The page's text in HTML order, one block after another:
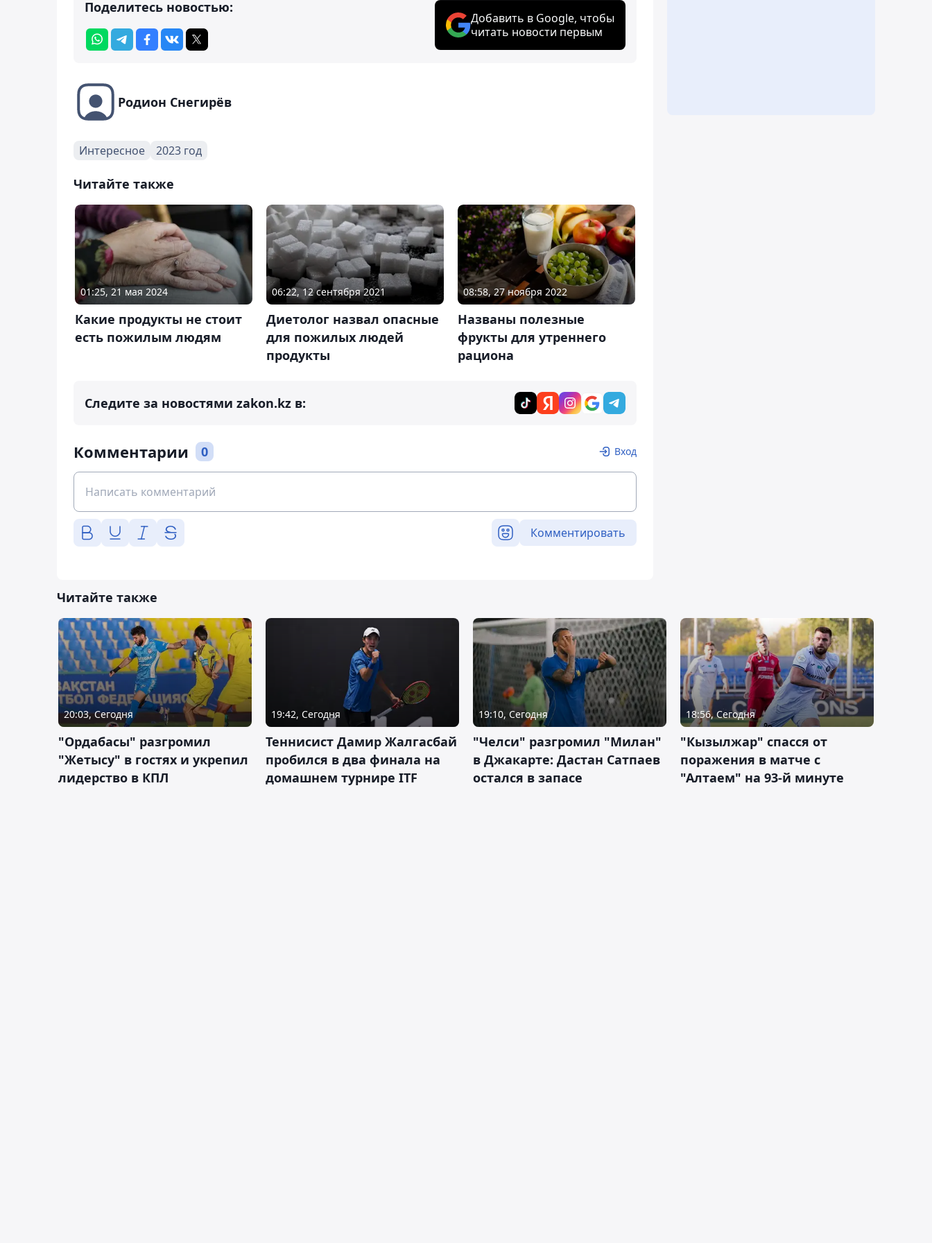
Поделитесь новостью:
Добавить в Google, чтобы
читать новости первым
Родион Снегирёв
Интересное 2023 год
Читайте также
01:25, 21 мая 2024
Какие продукты не стоит
есть пожилым людям
06:22, 12 сентября 2021
Диетолог назвал опасные
для пожилых людей
продукты
08:58, 27 ноября 2022
Названы полезные
фрукты для утреннего
рациона
Следите за новостями zakon.kz в:
Комментарии 0 Вход
Комментировать
Читайте также
20:03, Сегодня
"Ордабасы" разгромил
"Жетысу" в гостях и укрепил
лидерство в КПЛ
19:42, Сегодня
Теннисист Дамир Жалгасбай
пробился в два финала на
домашнем турнире ITF
19:10, Сегодня
"Челси" разгромил "Милан"
в Джакарте: Дастан Сатпаев
остался в запасе
18:56, Сегодня
"Кызылжар" спасся от
поражения в матче с
"Алтаем" на 93-й минуте